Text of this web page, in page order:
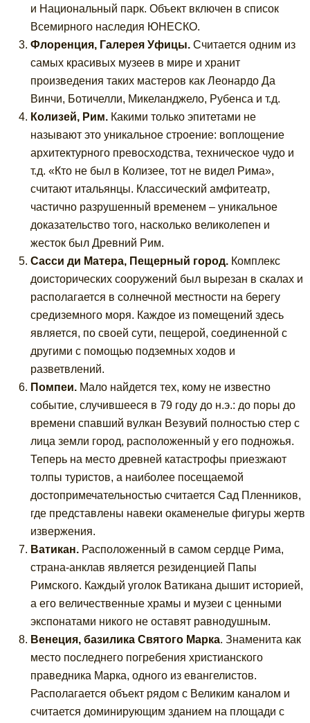
и Национальный парк. Объект включен в список
Всемирного наследия ЮНЕСКО.
Флоренция, Галерея Уфицы. Считается одним из
самых красивых музеев в мире и хранит
произведения таких мастеров как Леонардо Да
Винчи, Ботичелли, Микеланджело, Рубенса и т.д.
Колизей, Рим. Какими только эпитетами не
называют это уникальное строение: воплощение
архитектурного превосходства, техническое чудо и
т.д. «Кто не был в Колизее, тот не видел Рима»,
считают итальянцы. Классический амфитеатр,
частично разрушенный временем – уникальное
доказательство того, насколько великолепен и
жесток был Древний Рим.
Сасси ди Матера, Пещерный город. Комплекс
доисторических сооружений был вырезан в скалах и
располагается в солнечной местности на берегу
средиземного моря. Каждое из помещений здесь
является, по своей сути, пещерой, соединенной с
другими с помощью подземных ходов и
разветвлений.
Помпеи. Мало найдется тех, кому не известно
событие, случившееся в 79 году до н.э.: до поры до
времени спавший вулкан Везувий полностью стер с
лица земли город, расположенный у его подножья.
Теперь на место древней катастрофы приезжают
толпы туристов, а наиболее посещаемой
достопримечательностью считается Сад Пленников,
где представлены навеки окаменелые фигуры жертв
извержения.
Ватикан. Расположенный в самом сердце Рима,
страна-анклав является резиденцией Папы
Римского. Каждый уголок Ватикана дышит историей,
а его величественные храмы и музеи с ценными
экспонатами никого не оставят равнодушным.
Венеция, базилика Святого Марка. Знаменита как
место последнего погребения христианского
праведника Марка, одного из евангелистов.
Располагается объект рядом с Великим каналом и
считается доминирующим зданием на площади с